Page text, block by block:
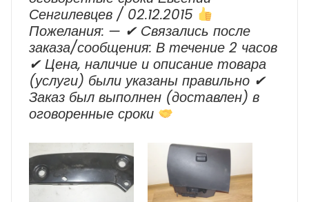
Сенгилевцев / 02.12.2015
Пожелания: — ✔ Cвязались после
заказа/сообщения: В течение 2 часов
✔ Цена, наличие и описание товара
(услуги) были указаны правильно ✔
Заказ был выполнен (доставлен) в
оговоренные сроки